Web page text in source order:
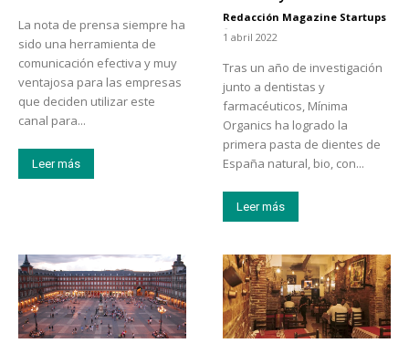
La nota de prensa siempre ha
sido una herramienta de
comunicación efectiva y muy
ventajosa para las empresas
que deciden utilizar este
canal para...
Leer más
Redacción Magazine Startups
-
1 abril 2022
Tras un año de investigación
junto a dentistas y
farmacéuticos, Mínima
Organics ha logrado la
primera pasta de dientes de
España natural, bio, con...
Leer más